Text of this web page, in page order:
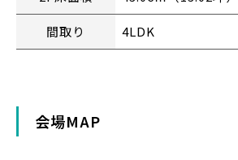
間取り 4LDK
会場MAP